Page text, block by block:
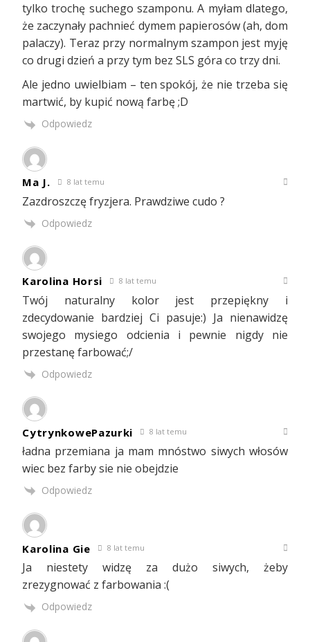
tylko trochę suchego szamponu. A myłam dlatego,
że zaczynały pachnieć dymem papierosów (ah, dom
palaczy). Teraz przy normalnym szampon jest myję
co drugi dzień a przy tym bez SLS góra co trzy dni.
Ale jedno uwielbiam – ten spokój, że nie trzeba się
martwić, by kupić nową farbę ;D
Odpowiedz
Ma J. 8 lat temu
Zazdroszczę fryzjera. Prawdziwe cudo ?
Odpowiedz
Karolina Horsi 8 lat temu
Twój naturalny kolor jest przepiękny i
zdecydowanie bardziej Ci pasuje:) Ja nienawidzę
swojego mysiego odcienia i pewnie nigdy nie
przestanę farbować;/
Odpowiedz
CytrynkowePazurki 8 lat temu
ładna przemiana ja mam mnóstwo siwych włosów
wiec bez farby sie nie obejdzie
Odpowiedz
Karolina Gie 8 lat temu
Ja niestety widzę za dużo siwych, żeby
zrezygnować z farbowania :(
Odpowiedz